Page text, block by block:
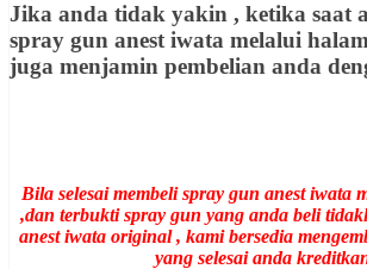
Jika anda tidak yakin , ketika saat
spray gun anest iwata melalui
juga menjamin pembelian anda
Bila selesai membeli spray gun anest iwata
,dan terbukti spray gun yang anda beli
anest iwata original , kami bersedia
yang selesai anda